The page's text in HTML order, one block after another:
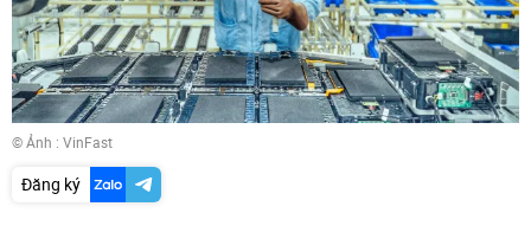
© Ảnh : VinFast
Đăng ký